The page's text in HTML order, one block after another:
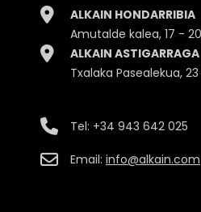
Peso 575gr.
Embalaje Bote
ALKAIN HONDARRIBIA
Amutalde kalea, 17 -
ALKAIN ASTIGARRAGA
Txalaka Pasealekua,
Tel: +34 943 642 025
Email: info@alkain.com